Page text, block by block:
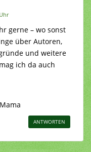
gerne – wo sonst
über Autoren,
und weitere
ich da auch
ANTWORTEN